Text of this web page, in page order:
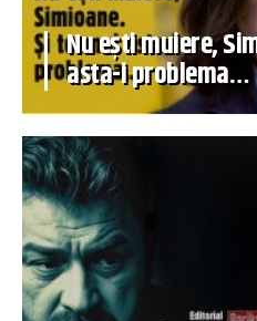
Nu ești muiere,
asta-i problema…